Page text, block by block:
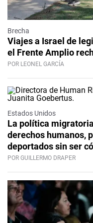
Brecha
Viajes a Israel de
el Frente Amplio
POR LEONEL GARCÍA
Estados Unidos
La política
derechos humanos,
deportados sin ser
POR GUILLERMO DRAPER